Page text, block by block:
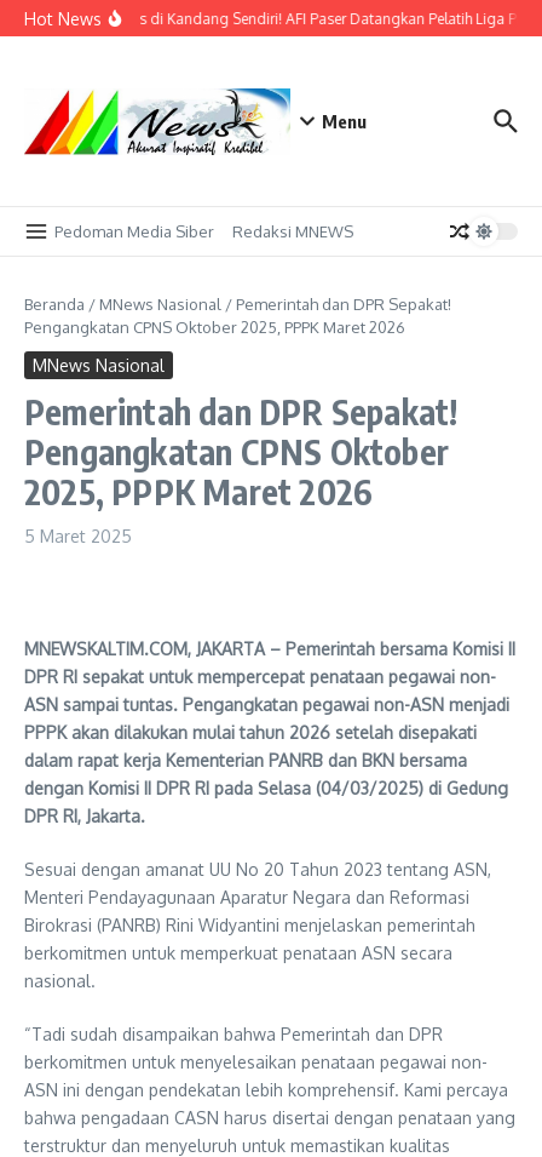
Lewati ke konten
Hot NewsBidik Emas di Kandang Sendiri! AFI Paser Datangkan Pelatih Liga
Menu
Pedoman Media Siber Redaksi MNEWS
Beranda / MNews Nasional / Pemerintah dan DPR Sepakat!
Pengangkatan CPNS Oktober 2025, PPPK Maret 2026
MNews Nasional
Pemerintah dan DPR Sepakat!
Pengangkatan CPNS Oktober
2025, PPPK Maret 2026
5 Maret 2025
MNEWSKALTIM.COM, JAKARTA – Pemerintah bersama Komisi II
DPR RI sepakat untuk mempercepat penataan pegawai non-
ASN sampai tuntas. Pengangkatan pegawai non-ASN menjadi
PPPK akan dilakukan mulai tahun 2026 setelah disepakati
dalam rapat kerja Kementerian PANRB dan BKN bersama
dengan Komisi II DPR RI pada Selasa (04/03/2025) di Gedung
DPR RI, Jakarta.
Sesuai dengan amanat UU No 20 Tahun 2023 tentang ASN,
Menteri Pendayagunaan Aparatur Negara dan Reformasi
Birokrasi (PANRB) Rini Widyantini menjelaskan pemerintah
berkomitmen untuk memperkuat penataan ASN secara
nasional.
“Tadi sudah disampaikan bahwa Pemerintah dan DPR
berkomitmen untuk menyelesaikan penataan pegawai non-
ASN ini dengan pendekatan lebih komprehensif. Kami percaya
bahwa pengadaan CASN harus disertai dengan penataan yang
terstruktur dan menyeluruh untuk memastikan kualitas